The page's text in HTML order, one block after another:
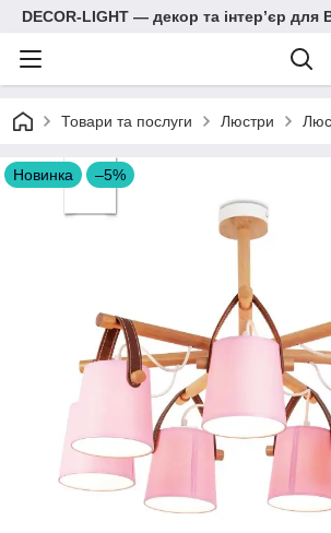
DECOR-LIGHT — декор та інтерʼєр
Товари та послуги Люстри
Новинка –5%